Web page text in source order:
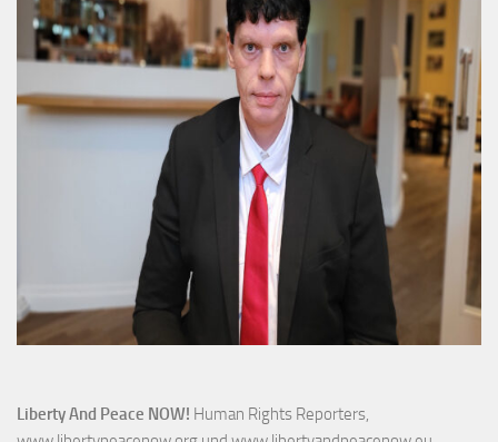
Liberty And Peace NOW! Human Rights Reporters,